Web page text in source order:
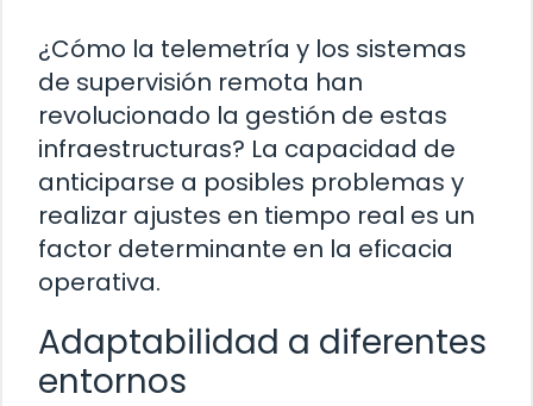
¿Cómo la telemetría y los sistemas
de supervisión remota han
revolucionado la gestión de estas
infraestructuras? La capacidad de
anticiparse a posibles problemas y
realizar ajustes en tiempo real es un
factor determinante en la eficacia
operativa.
Adaptabilidad a diferentes
entornos